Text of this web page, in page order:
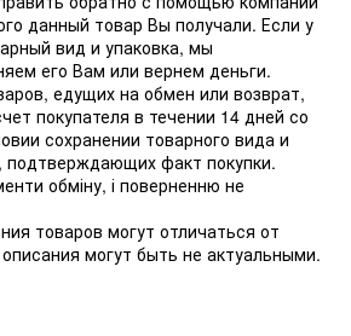
данный товар Вы получали. Если у
вид и упаковка, мы
его Вам или вернем деньги.
едущих на обмен или возврат,
покупателя в течении 14 дней со
сохранении товарного вида и
подтверждающих факт покупки.
обміну, і поверненню не
товаров могут отличаться от
могут быть не актуальными.